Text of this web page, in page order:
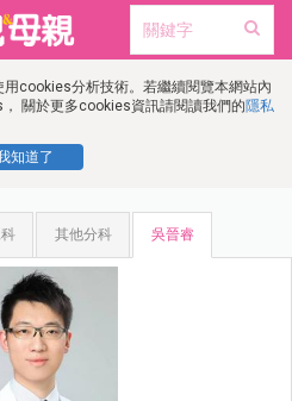
cookies分析技術。若繼續閱覽本網站內
關於更多cookies資訊請閱讀我們的隱私
知道了
其他分科 吳晉睿